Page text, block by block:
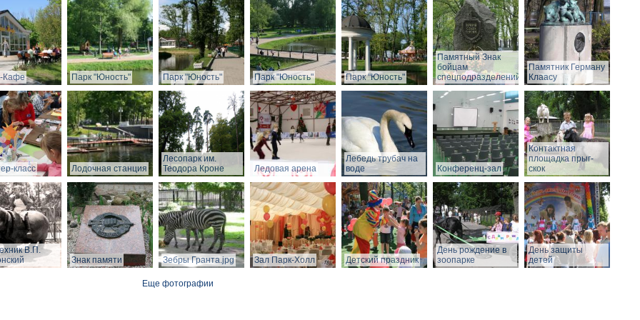
Кафе Парк "Юность" Парк "Юность" Парк "Юность" Парк "Юность"
Памятный Знак
бойцам
спецподразделений
Памятник Герману
Клаасу
класс Лодочная станция
Лесопарк им.
Теодора Кроне
Ледовая арена
Лебедь трубач на
воде
Конференц-зал
Контактная
площадка прыг-
скок
В.П.
Знак памяти Зебры Гранта.jpg Зал Парк-Холл Детский праздник
День рождение в
зоопарке
День защиты
детей
Еще фотографии